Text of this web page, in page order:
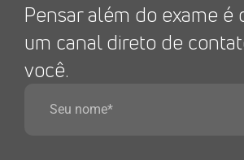
Pensar além do exame é
um canal direto de
você.